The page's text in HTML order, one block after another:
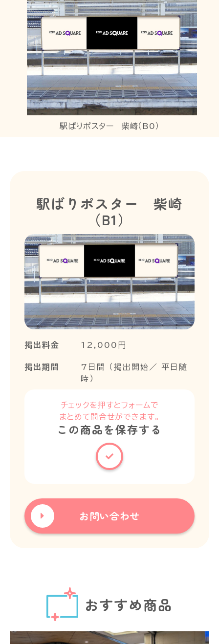
駅ばりポスター 柴崎（B0）
駅ばりポスター 柴崎
（B1）
掲出料金 12,000円
掲出期間
7日間 （掲出開始／ 平日随
時）
チェックを押すとフォームで
まとめて問合せができます。
この商品を保存する
お問い合わせ
おすすめ商品